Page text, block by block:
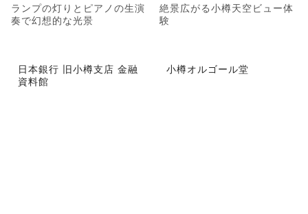
ランプの灯りとピアノの生演
奏で幻想的な光景
絶景広がる小樽天空ビュー体
験
日本銀行 旧小樽支店 金融
資料館
小樽オルゴール堂